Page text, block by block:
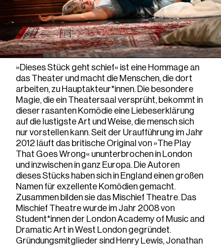
»Dieses Stück geht schief« ist eine Hommage an
das Theater und macht die Menschen, die dort
arbeiten, zu Hauptakteur*innen. Die besondere
Magie, die ein Theatersaal versprüht, bekommt in
dieser rasanten Komödie eine Liebeserklärung
auf die lustigste Art und Weise, die mensch sich
nur vorstellen kann. Seit der Uraufführung im Jahr
2012 läuft das britische Original von »The Play
That Goes Wrong« ununterbrochen in London
und inzwischen in ganz Europa. Die Autoren
dieses Stücks haben sich in England einen großen
Namen für exzellente Komödien gemacht.
Zusammen bilden sie das Mischief Theatre. Das
Mischief Theatre wurde im Jahr 2008 von
Student*innen der London Academy of Music and
Dramatic Art in West London gegründet.
Gründungsmitglieder sind Henry Lewis, Jonathan